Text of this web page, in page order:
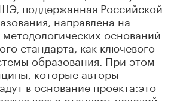
поддержанная Российской
направлена на
оснований
стандарта, как ключевого
образования. При этом
которые авторы
в основание проекта:это